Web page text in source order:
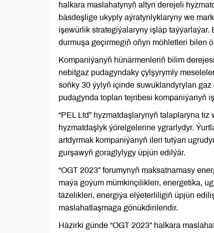
halkara maslahatynyň altyn derejeli
bäsdeşlige ukyply aýratynlyklaryny we
işewürlik strategiýalaryny işläp
durmuşa geçirmegiň oňyn möhletleri bilen
Kompaniýanyň hünärmenleriň bilim
nebitgaz pudagyndaky çylşyrymly
soňky 30 ýylyň içinde suwuklandyrylan
pudagynda toplan tejribesi kompaniýanyň
“PEL Ltd” hyzmatdaşlarynyň talaplaryna
hyzmatdaşlyk ýörelgelerine ygrarlydyr.
artdyrmak kompaniýanyň ileri tutýan
gurşawyň goraglylygy üpjün edilýär.
“OGT 2023” forumynyň maksatnamasy
maýa goýum mümkinçilikleri, energetika,
täzelikleri, energiýa elýeterliligiň üpjün
maslahatlaşmaga gönükdirilendir.
Häzirki günde “OGT 2023” halkara